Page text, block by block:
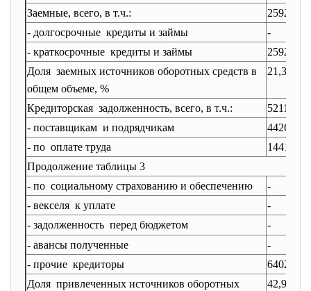
Заемные, всего, в т.ч.:
25920
- долгосрочные кредиты и займы
-
- краткосрочные кредиты и займы
25920
Доля заемных источников оборотных средств в
общем объеме, %
21,3%
Кредиторская задолженность, всего, в т.ч.: 52111
- поставщикам и подрядчикам
44268
- по оплате труда
1441
Продолжение таблицы 3
- по социальному страхованию и обеспечению
-
- векселя к уплате
-
- задолженность перед бюджетом
-
- авансы полученные
-
- прочие кредиторы
6402
Доля привлеченных источников оборотных
42,9